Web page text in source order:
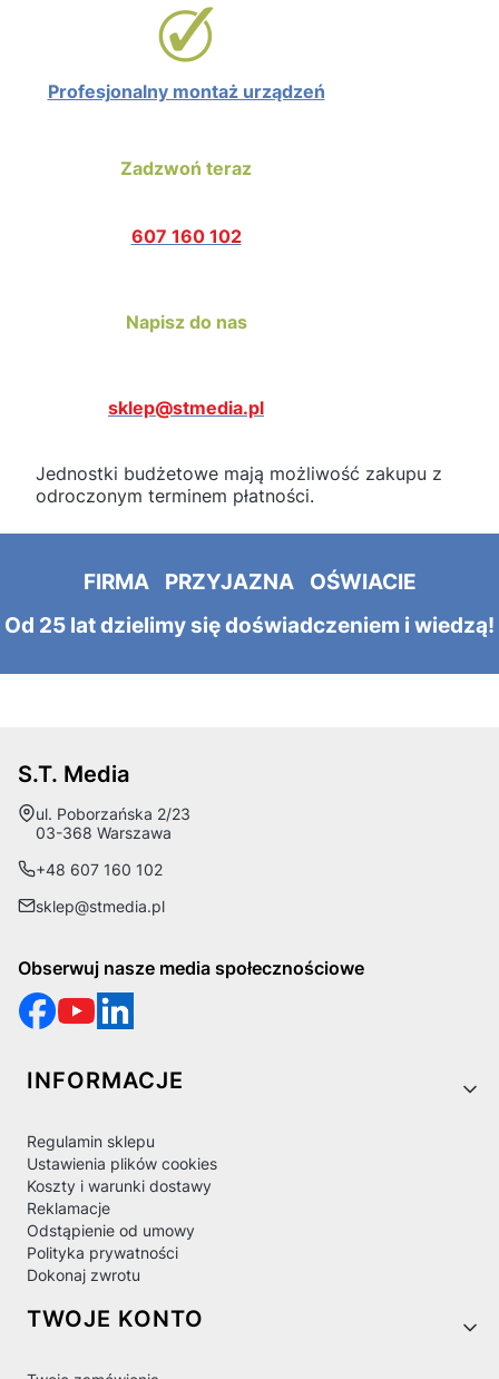
Profesjonalny montaż urządzeń
Zadzwoń teraz
607 160 102
Napisz do nas
sklep@stmedia.pl
Jednostki budżetowe mają możliwość zakupu z
odroczonym terminem płatności.
FIRMA PRZYJAZNA OŚWIACIE
Od 25 lat dzielimy się doświadczeniem i wiedzą!
S.T. Media
Adres:
ul. Poborzańska 2/23
03-368 Warszawa
+48 607 160 102
sklep@stmedia.pl
Obserwuj nasze media społecznościowe
Linki w stopce
INFORMACJE
Regulamin sklepu
Ustawienia plików cookies
Koszty i warunki dostawy
Reklamacje
Odstąpienie od umowy
Polityka prywatności
Dokonaj zwrotu
TWOJE KONTO